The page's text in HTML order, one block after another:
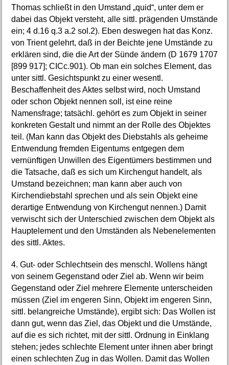
Thomas schließt in den Umstand „quid“, unter dem er
dabei das Objekt versteht, alle sittl. prägenden Umstände
ein; 4 d.16 q.3 a.2 sol.2). Eben deswegen hat das Konz.
von Trient gelehrt, daß in der Beichte jene Umstände zu
erklären sind, die die Art der Sünde ändern (D 1679 1707
[899 917]; CICc.901). Ob man ein solches Element, das
unter sittl. Gesichtspunkt zu einer wesentl.
Beschaffenheit des Aktes selbst wird, noch Umstand
oder schon Objekt nennen soll, ist eine reine
Namensfrage; tatsächl. gehört es zum Objekt in seiner
konkreten Gestalt und nimmt an der Rolle des Objektes
teil. (Man kann das Objekt des Diebstahls als geheime
Entwendung fremden Eigentums entgegen dem
vernünftigen Unwillen des Eigentümers bestimmen und
die Tatsache, daß es sich um Kirchengut handelt, als
Umstand bezeichnen; man kann aber auch von
Kirchendiebstahl sprechen und als sein Objekt eine
derartige Entwendung von Kirchengut nennen.) Damit
verwischt sich der Unterschied zwischen dem Objekt als
Hauptelement und den Umständen als Nebenelementen
des sittl. Aktes.
4. Gut- oder Schlechtsein des menschl. Wollens hängt
von seinem Gegenstand oder Ziel ab. Wenn wir beim
Gegenstand oder Ziel mehrere Elemente unterscheiden
müssen (Ziel im engeren Sinn, Objekt im engeren Sinn,
sittl. belangreiche Umstände), ergibt sich: Das Wollen ist
dann gut, wenn das Ziel, das Objekt und die Umstände,
auf die es sich richtet, mit der sittl. Ordnung in Einklang
stehen; jedes schlechte Element unter ihnen aber bringt
einen schlechten Zug in das Wollen. Damit das Wollen